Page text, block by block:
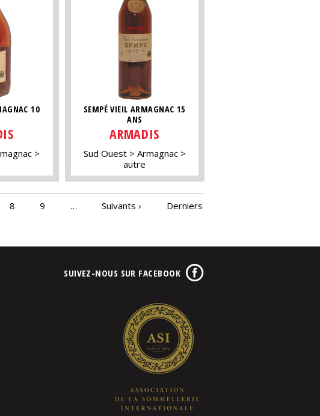
10
SEMPÉ VIEIL ARMAGNAC 15
ANS
ARMADIS
Sud Ouest
Armagnac
autre
8 9 … Suivants ›
Derniers
SUIVEZ-NOUS SUR FACEBOOK